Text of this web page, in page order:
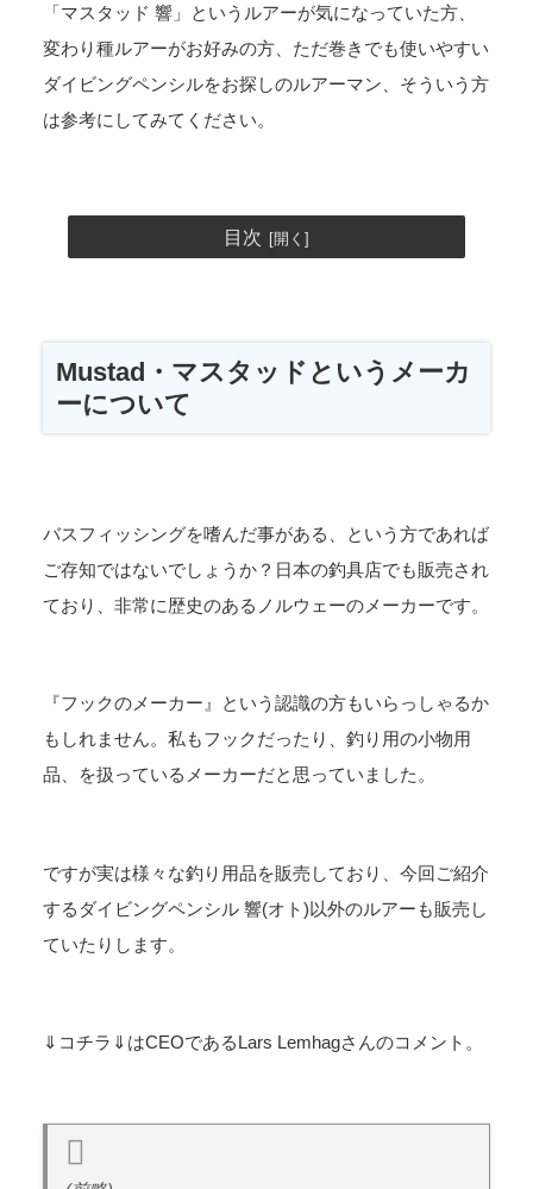
「マスタッド 響」というルアーが気になっていた方、
変わり種ルアーがお好みの方、ただ巻きでも使いやすい
ダイビングペンシルをお探しのルアーマン、そういう方
は参考にしてみてください。
目次
Mustad・マスタッドというメーカ
ーについて
バスフィッシングを嗜んだ事がある、という方であれば
ご存知ではないでしょうか？日本の釣具店でも販売され
ており、非常に歴史のあるノルウェーのメーカーです。
『フックのメーカー』という認識の方もいらっしゃるか
もしれません。私もフックだったり、釣り用の小物用
品、を扱っているメーカーだと思っていました。
ですが実は様々な釣り用品を販売しており、今回ご紹介
するダイビングペンシル 響(オト)以外のルアーも販売し
ていたりします。
⇓コチラ⇓はCEOであるLars Lemhagさんのコメント。